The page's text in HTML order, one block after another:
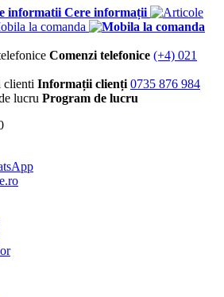
Cere informații
Comenzi telefonice (+4) 021
Informații clienți 0735 876 984
Program de lucru